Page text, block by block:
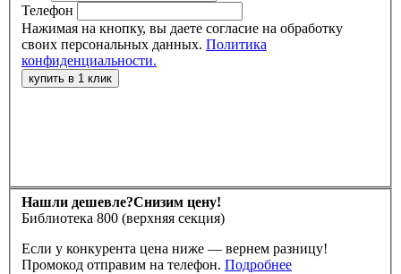
Телефон
Нажимая на кнопку, вы даете согласие на обработку
своих персональных данных. Политика
конфиденциальности.
Нашли дешевле?Снизим цену!
Библиотека 800 (верхняя секция)
Если у конкурента цена ниже — вернем разницу!
Промокод отправим на телефон. Подробнее